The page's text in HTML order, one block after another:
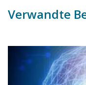
Verwandte